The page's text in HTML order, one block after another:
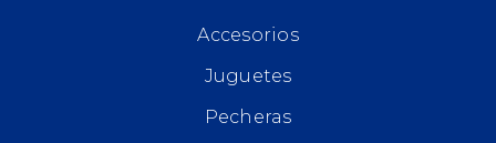
Accesorios
Juguetes
Pecheras